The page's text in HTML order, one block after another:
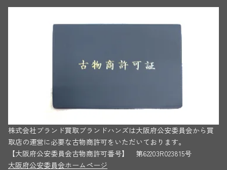
株式会社ブランド買取ブランドハンズは大阪府公安委員会から買
取店の運営に必要な古物商許可をいただいております。
【大阪府公安委員会古物商許可番号】 第62203R023815号
大阪府公安委員会ホームページ